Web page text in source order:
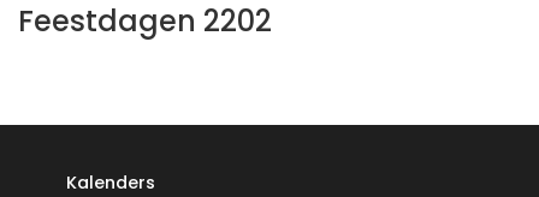
Feestdagen 2202
Kalenders